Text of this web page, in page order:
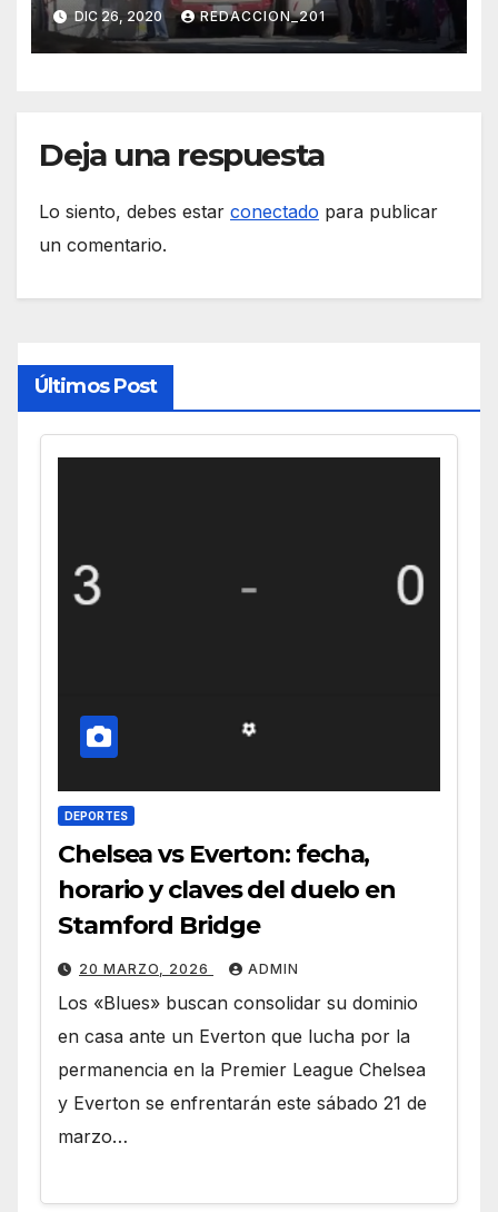
DIC 26, 2020 REDACCION_201
Deja una respuesta
Lo siento, debes estar conectado para publicar
un comentario.
Últimos Post
DEPORTES
Chelsea vs Everton: fecha,
horario y claves del duelo en
Stamford Bridge
20 MARZO, 2026 ADMIN
Los «Blues» buscan consolidar su dominio
en casa ante un Everton que lucha por la
permanencia en la Premier League Chelsea
y Everton se enfrentarán este sábado 21 de
marzo…